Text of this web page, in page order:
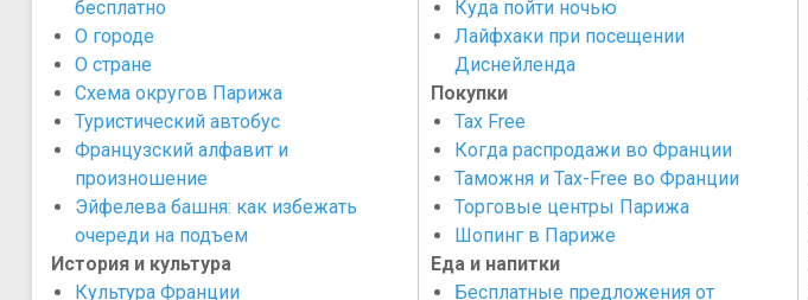
бесплатно
О городе
О стране
Схема округов Парижа
Туристический автобус
Французский алфавит и
произношение
Эйфелева башня: как избежать
очереди на подъем
История и культура
Культура Франции
Куда пойти ночью
Лайфхаки при посещении
Диснейленда
Покупки
Tax Free
Когда распродажи во Франции
Таможня и Tax-Free во Франции
Торговые центры Парижа
Шопинг в Париже
Еда и напитки
Бесплатные предложения от